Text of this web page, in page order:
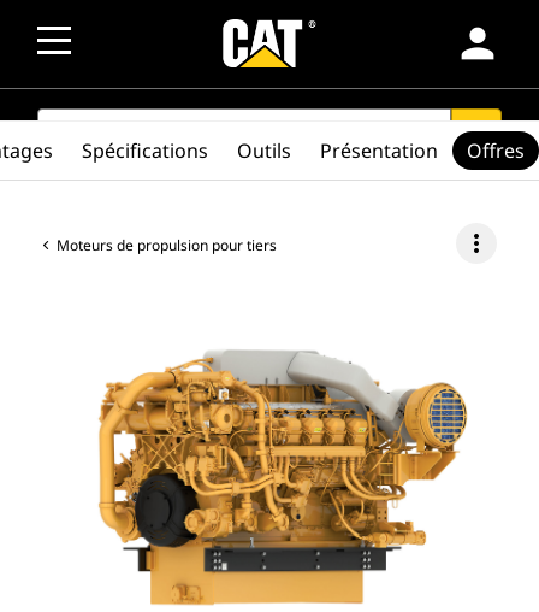
person
SEARCH search
Moteurs de propulsion pour tiers more_vert
Spécifications Outils Présentation Offres